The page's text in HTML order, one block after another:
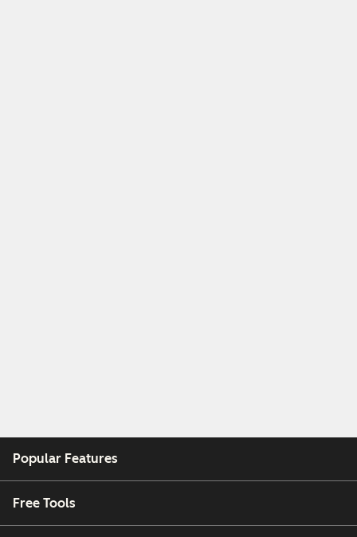
Popular Features
Free Tools